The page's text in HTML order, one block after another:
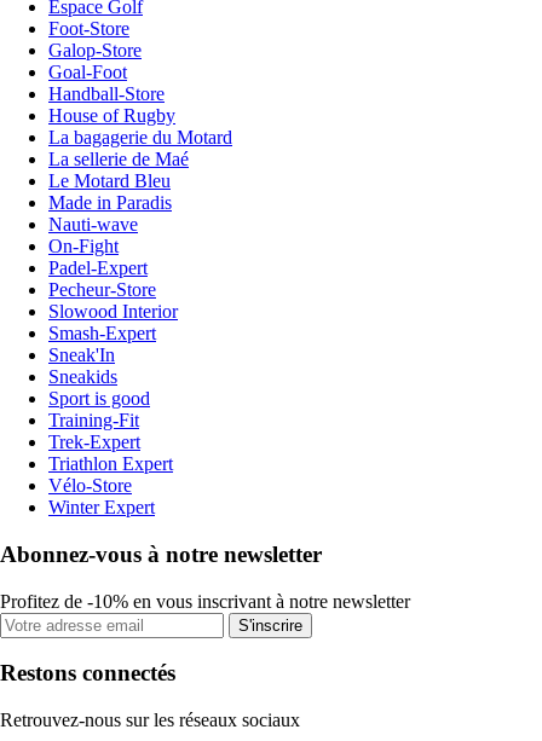
Espace Golf
Foot-Store
Galop-Store
Goal-Foot
Handball-Store
House of Rugby
La bagagerie du Motard
La sellerie de Maé
Le Motard Bleu
Made in Paradis
Nauti-wave
On-Fight
Padel-Expert
Pecheur-Store
Slowood Interior
Smash-Expert
Sneak'In
Sneakids
Sport is good
Training-Fit
Trek-Expert
Triathlon Expert
Vélo-Store
Winter Expert
Abonnez-vous à notre newsletter
Profitez de -10% en vous inscrivant à notre newsletter
S'inscrire
Restons connectés
Retrouvez-nous sur les réseaux sociaux